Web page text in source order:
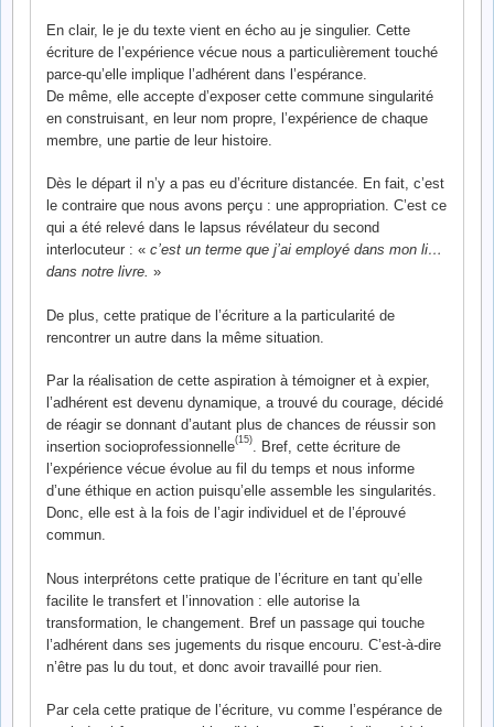
En clair, le je du texte vient en écho au je singulier. Cette
écriture de l’expérience vécue nous a particulièrement touché
parce-qu’elle implique l’adhérent dans l’espérance.
De même, elle accepte d’exposer cette commune singularité
en construisant, en leur nom propre, l’expérience de chaque
membre, une partie de leur histoire.
Dès le départ il n’y a pas eu d’écriture distancée. En fait, c’est
le contraire que nous avons perçu : une appropriation. C’est ce
qui a été relevé dans le lapsus révélateur du second
interlocuteur : « c’est un terme que j’ai employé dans mon li…
dans notre livre. »
De plus, cette pratique de l’écriture a la particularité de
rencontrer un autre dans la même situation.
Par la réalisation de cette aspiration à témoigner et à expier,
l’adhérent est devenu dynamique, a trouvé du courage, décidé
de réagir se donnant d’autant plus de chances de réussir son
insertion socioprofessionnelle(15). Bref, cette écriture de
l’expérience vécue évolue au fil du temps et nous informe
d’une éthique en action puisqu’elle assemble les singularités.
Donc, elle est à la fois de l’agir individuel et de l’éprouvé
commun.
Nous interprétons cette pratique de l’écriture en tant qu’elle
facilite le transfert et l’innovation : elle autorise la
transformation, le changement. Bref un passage qui touche
l’adhérent dans ses jugements du risque encouru. C’est-à-dire
n’être pas lu du tout, et donc avoir travaillé pour rien.
Par cela cette pratique de l’écriture, vu comme l’espérance de